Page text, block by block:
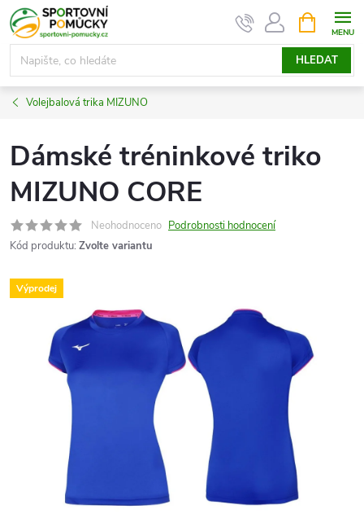
Přejít
na
obsah
HLEDAT
NÁKUPNÍ
KOŠÍK
Volejbalová trika MIZUNO
Dámské tréninkové triko
MIZUNO CORE
Neohodnoceno Podrobnosti hodnocení
Kód produktu: Zvolte variantu
Výprodej